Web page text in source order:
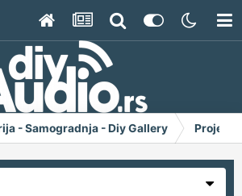
- Samogradnja - Diy Gallery Project